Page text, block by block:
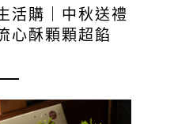
活購｜中秋送禮
心酥顆顆超餡